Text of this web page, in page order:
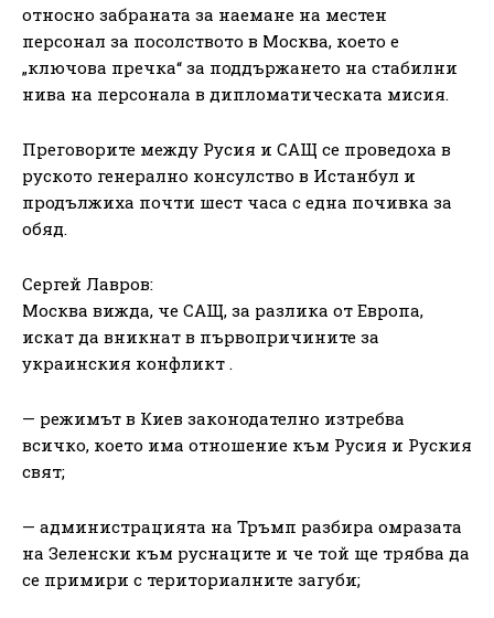
относно забраната за наемане на местен
персонал за посолството в Москва, което е
„ключова пречка“ за поддържането на стабилни
нива на персонала в дипломатическата мисия.
Преговорите между Русия и САЩ се проведоха в
руското генерално консулство в Истанбул и
продължиха почти шест часа с една почивка за
обяд.
Сергей Лавров:
Москва вижда, че САЩ, за разлика от Европа,
искат да вникнат в първопричините за
украинския конфликт .
— режимът в Киев законодателно изтребва
всичко, което има отношение към Русия и Руския
свят;
— администрацията на Тръмп разбира омразата
на Зеленски към руснаците и че той ще трябва да
се примири с териториалните загуби;